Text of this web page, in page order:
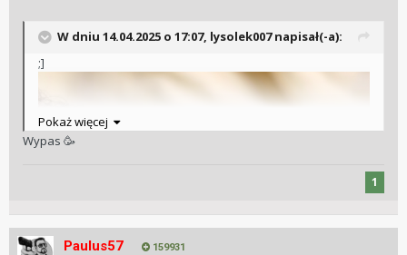
W dniu 14.04.2025 o 17:07, lysolek007napisał(-a):
;]
Pokaż więcej
Wypas 🥳
1
Paulus57 159931